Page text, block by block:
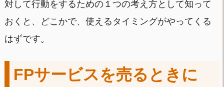
対して行動をするための１つの考え方として知って
おくと、どこかで、使えるタイミングがやってくる
はずです。
FPサービスを売るときに